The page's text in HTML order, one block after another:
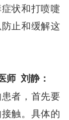
状和打喷嚏
止和缓解这
师 刘静：
者，首先要
触。具体的